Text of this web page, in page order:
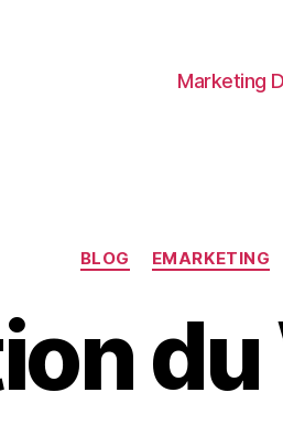
Marketing
Catégories
BLOG EMARKETING
du